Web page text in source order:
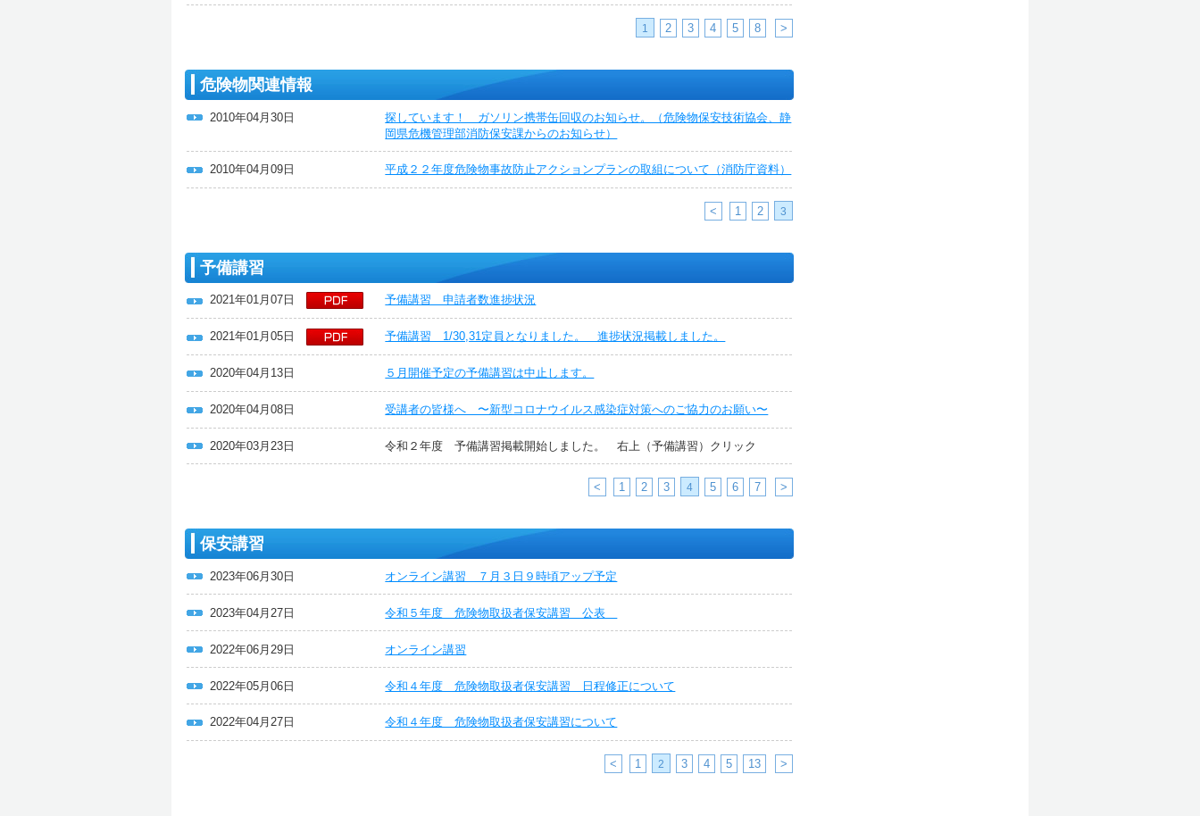
1 2 3 4 5 8 >
危険物関連情報
2010年04月30日
探しています！ ガソリン携帯缶回収のお知らせ。（危険物保安技術協会、静
岡県危機管理部消防保安課からのお知らせ）
2010年04月09日 平成２２年度危険物事故防止アクションプランの取組について（消防庁資料）
< 1 2 3
予備講習
2021年01月07日 予備講習 申請者数進捗状況
2021年01月05日 予備講習 1/30,31定員となりました。 進捗状況掲載しました。
2020年04月13日 ５月開催予定の予備講習は中止します。
2020年04月08日 受講者の皆様へ 〜新型コロナウイルス感染症対策へのご協力のお願い〜
2020年03月23日 令和２年度 予備講習掲載開始しました。 右上（予備講習）クリック
< 1 2 3 4 5 6 7 >
保安講習
2023年06月30日 オンライン講習 ７月３日９時頃アップ予定
2023年04月27日 令和５年度 危険物取扱者保安講習 公表
2022年06月29日 オンライン講習
2022年05月06日 令和４年度 危険物取扱者保安講習 日程修正について
2022年04月27日 令和４年度 危険物取扱者保安講習について
< 1 2 3 4 5 13 >